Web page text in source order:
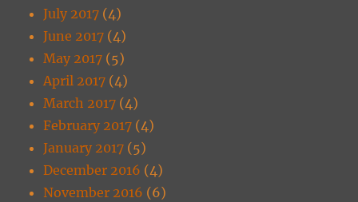
July 2017 (4)
June 2017 (4)
May 2017 (5)
April 2017 (4)
March 2017 (4)
February 2017 (4)
January 2017 (5)
December 2016 (4)
November 2016 (6)